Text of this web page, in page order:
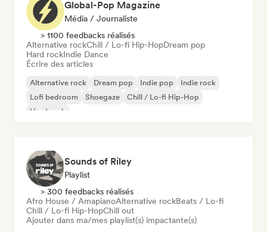
Global-Pop Magazine
Média / Journaliste
> 1100 feedbacks réalisés
Alternative rockChill / Lo-fi Hip-HopDream pop
Hard rockIndie Dance
Écrire des articles
Alternative rock Dream pop Indie pop
Indie rock
Lofi bedroom
Shoegaze
Chill / Lo-fi Hip-Hop
Hard rock
Sounds of Riley
Playlist
> 300 feedbacks réalisés
Afro House / AmapianoAlternative rockBeats / Lo-fi
Chill / Lo-fi Hip-HopChill out
Ajouter dans ma/mes playlist(s) impactante(s)